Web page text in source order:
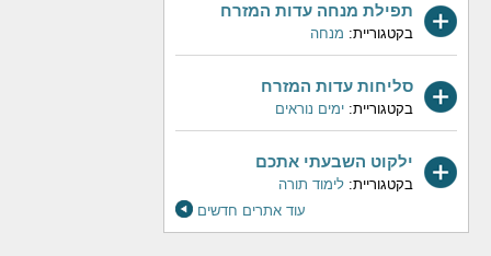
תפילת מנחה עדות המזרח
בקטגוריית: מנחה
סליחות עדות המזרח
בקטגוריית: ימים נוראים
ילקוט השבעתי אתכם
בקטגוריית: לימוד תורה
עוד אתרים חדשים